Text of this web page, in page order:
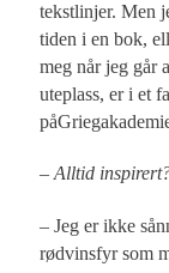
tekstlinjer. Men
tiden i en bok,
meg når jeg går
uteplass, er i et
– Alltid
– Jeg er ikke
rødvinsfyr som